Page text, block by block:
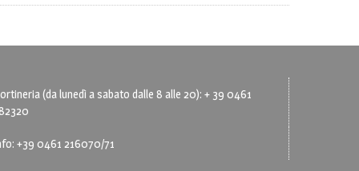
(da lunedì a sabato dalle 8 alle 20): + 39 0461
+39 0461 216070/71